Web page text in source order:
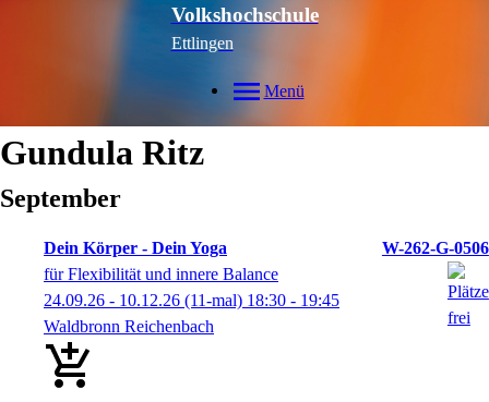
Volkshochschule
Ettlingen
Menü
Gundula Ritz
September
Dein Körper - Dein Yoga
W-262-G-0506
für Flexibilität und innere Balance
24.09.26 - 10.12.26 (11-mal) 18:30 - 19:45
Waldbronn Reichenbach